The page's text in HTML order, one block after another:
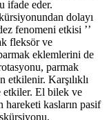
ifade eder.
dolayı
fenomeni etkisi ʼʼ
fleksör ve
eklemlerini de
parmak
etkilenir. Karşılıklı
etkiler. El bilek ve
hareketi kasların pasif